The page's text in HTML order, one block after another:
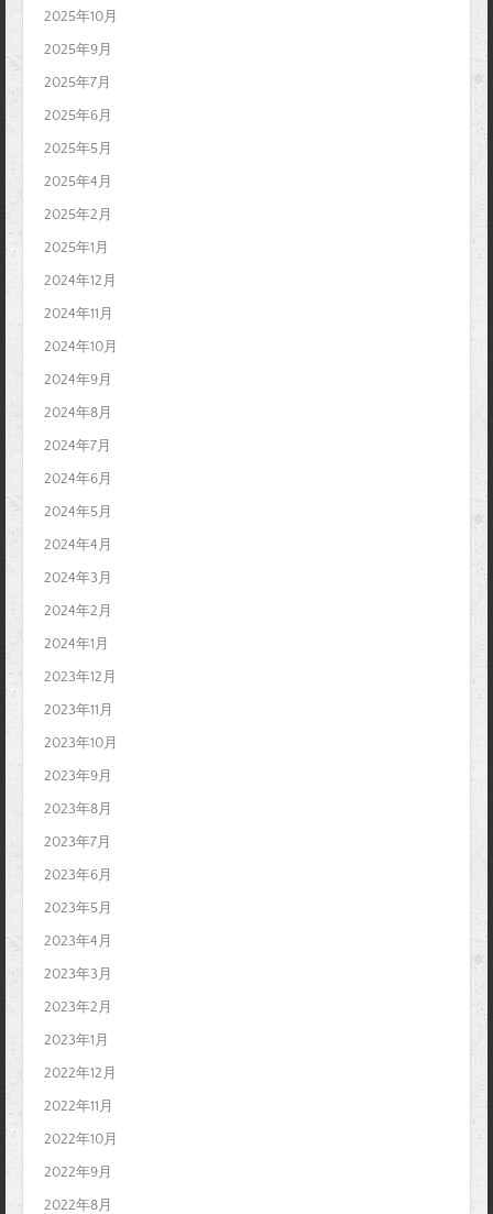
2025年10月
2025年9月
2025年7月
2025年6月
2025年5月
2025年4月
2025年2月
2025年1月
2024年12月
2024年11月
2024年10月
2024年9月
2024年8月
2024年7月
2024年6月
2024年5月
2024年4月
2024年3月
2024年2月
2024年1月
2023年12月
2023年11月
2023年10月
2023年9月
2023年8月
2023年7月
2023年6月
2023年5月
2023年4月
2023年3月
2023年2月
2023年1月
2022年12月
2022年11月
2022年10月
2022年9月
2022年8月